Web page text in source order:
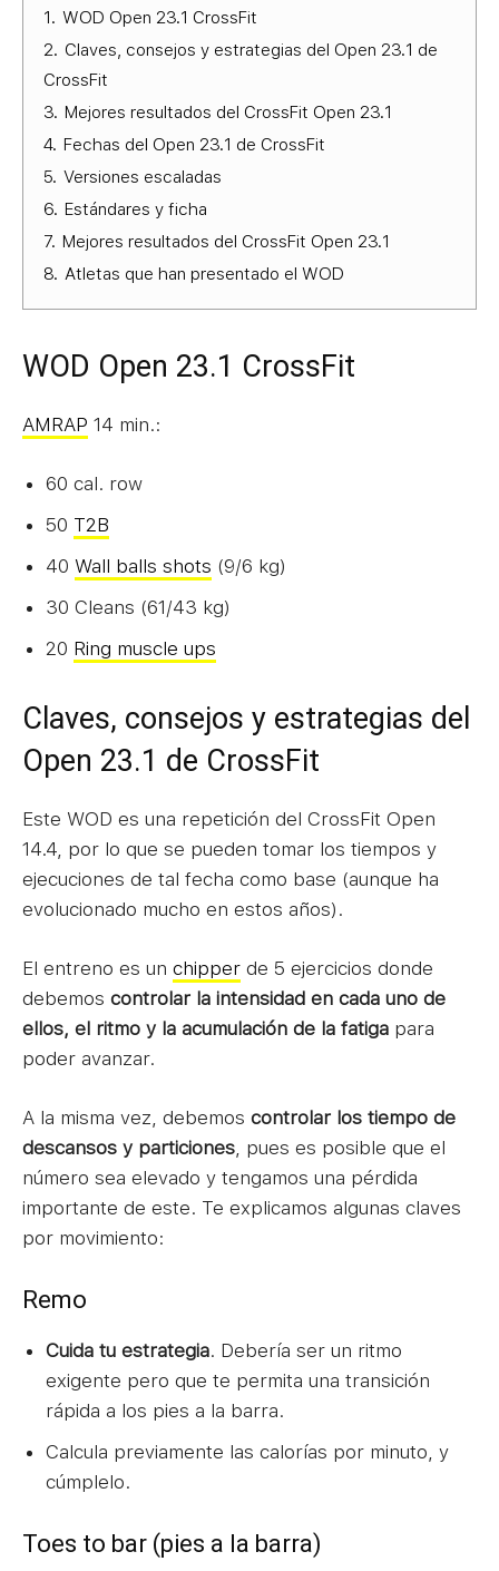
1. WOD Open 23.1 CrossFit
2. Claves, consejos y estrategias del Open 23.1 de
CrossFit
3. Mejores resultados del CrossFit Open 23.1
4. Fechas del Open 23.1 de CrossFit
5. Versiones escaladas
6. Estándares y ficha
7. Mejores resultados del CrossFit Open 23.1
8. Atletas que han presentado el WOD
WOD Open 23.1 CrossFit
AMRAP 14 min.:
60 cal. row
50 T2B
40 Wall balls shots (9/6 kg)
30 Cleans (61/43 kg)
20 Ring muscle ups
Claves, consejos y estrategias del
Open 23.1 de CrossFit
Este WOD es una repetición del CrossFit Open
14.4, por lo que se pueden tomar los tiempos y
ejecuciones de tal fecha como base (aunque ha
evolucionado mucho en estos años).
El entreno es un chipper de 5 ejercicios donde
debemos controlar la intensidad en cada uno de
ellos, el ritmo y la acumulación de la fatiga para
poder avanzar.
A la misma vez, debemos controlar los tiempo de
descansos y particiones , pues es posible que el
número sea elevado y tengamos una pérdida
importante de este. Te explicamos algunas claves
por movimiento:
Remo
Cuida tu estrategia. Debería ser un ritmo
exigente pero que te permita una transición
rápida a los pies a la barra.
Calcula previamente las calorías por minuto, y
cúmplelo.
Toes to bar (pies a la barra)